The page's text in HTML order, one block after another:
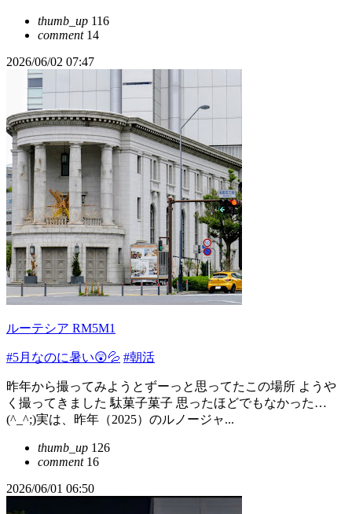
thumb_up 116
comment14
2026/06/02 07:47
ルーテシア RM5M1
#5月なのに暑い😲💦 #朝活
昨年から撮ってみようとずーっと思ってたこの場所 ようや
く撮ってきました 駄菓子菓子 思ったほどでもなかった…
(^_^;)実は、昨年（2025）のルノージャ...
thumb_up 126
comment16
2026/06/01 06:50